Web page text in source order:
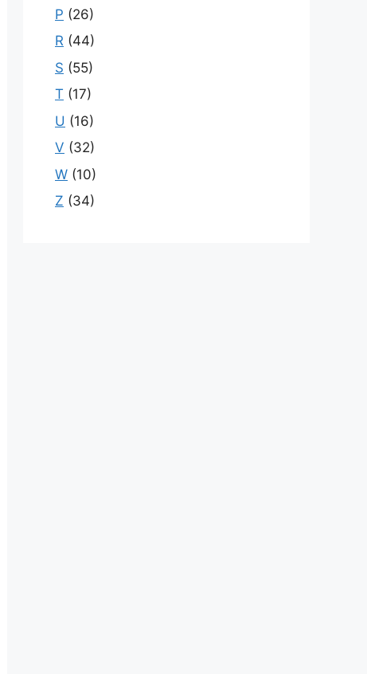
P (26)
R (44)
S (55)
T (17)
U (16)
V (32)
W (10)
Z (34)